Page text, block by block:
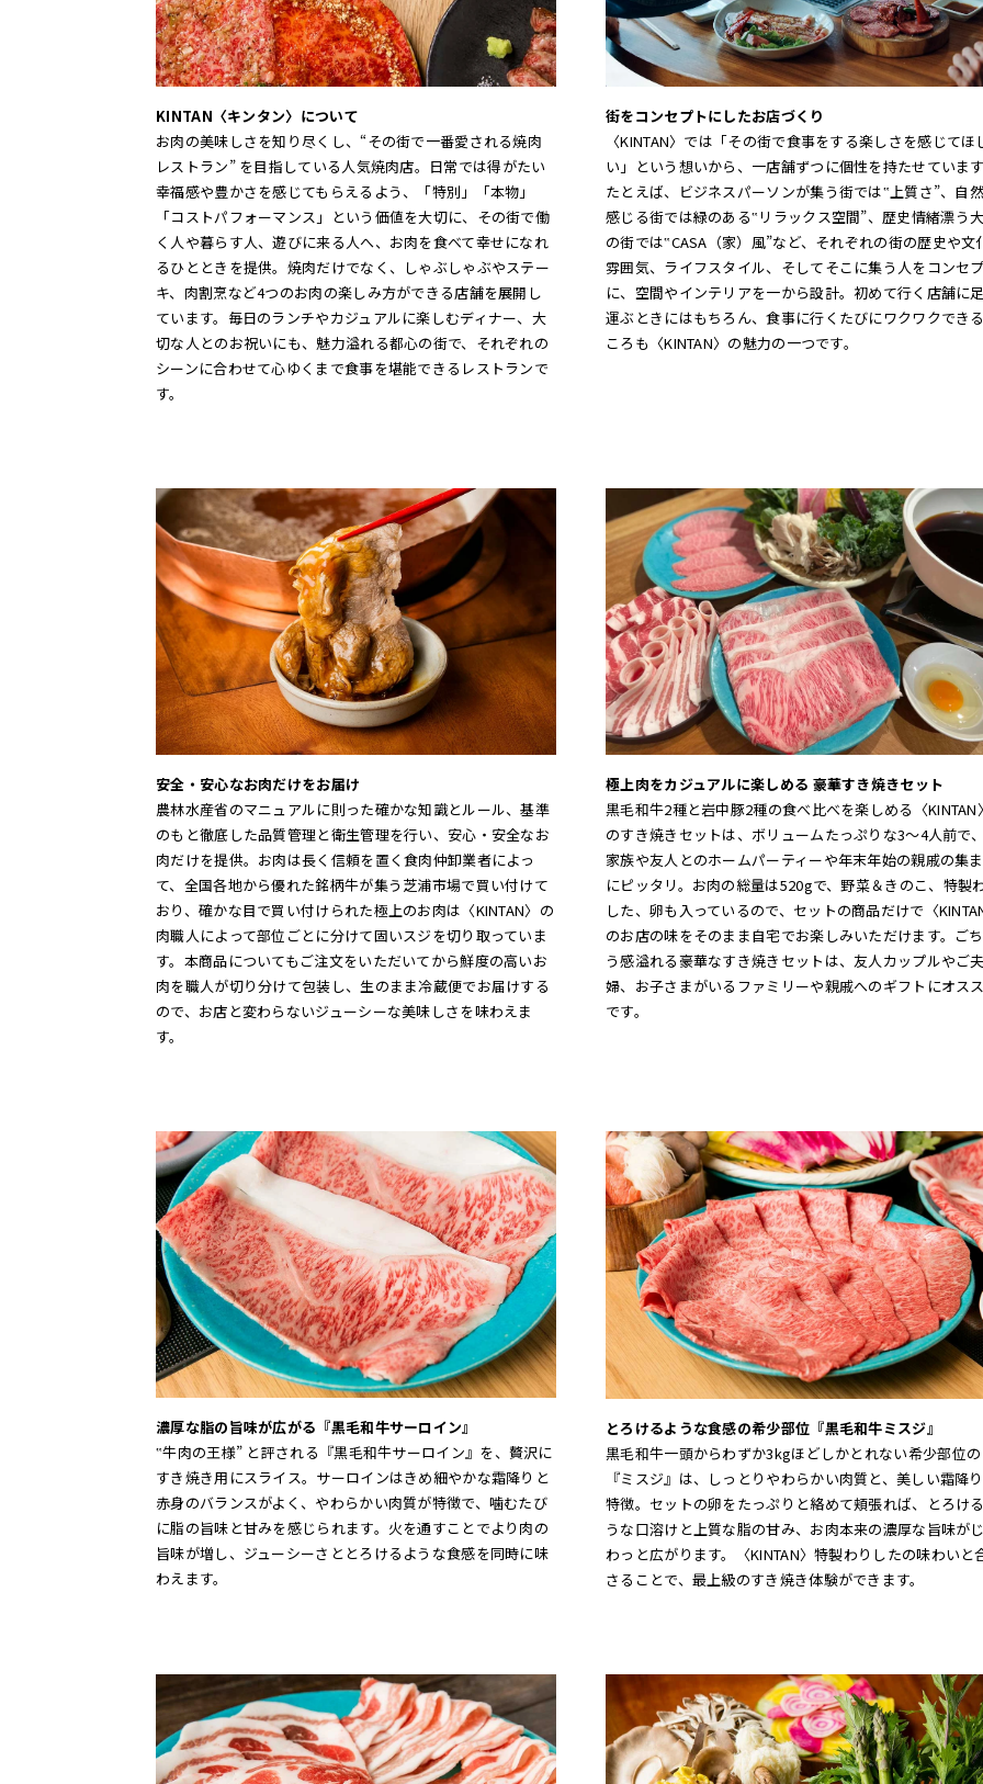
KINTAN〈キンタン〉について
お肉の美味しさを知り尽くし、“その街で一番愛される焼肉
レストラン” を目指している人気焼肉店。日常では得がたい
幸福感や豊かさを感じてもらえるよう、「特別」「本物」
「コストパフォーマンス」という価値を大切に、その街で働
く人や暮らす人、遊びに来る人へ、お肉を食べて幸せになれ
るひとときを提供。焼肉だけでなく、しゃぶしゃぶやステー
キ、肉割烹など4つのお肉の楽しみ方ができる店舗を展開し
ています。毎日のランチやカジュアルに楽しむディナー、大
切な人とのお祝いにも、魅力溢れる都心の街で、それぞれの
シーンに合わせて心ゆくまで食事を堪能できるレストランで
す。
街をコンセプトにしたお店づくり
〈KINTAN〉では「その街で食事をする楽しさを感じてほ
い」という想いから、一店舗ずつに個性を持たせていま
たとえば、ビジネスパーソンが集う街では‟上質さ”、自
感じる街では緑のある‟リラックス空間”、歴史情緒漂う
の街では‟CASA（家）風”など、それぞれの街の歴史や文
雰囲気、ライフスタイル、そしてそこに集う人をコンセ
に、空間やインテリアを一から設計。初めて行く店舗に
運ぶときにはもちろん、食事に行くたびにワクワクでき
ころも〈KINTAN〉の魅力の一つです。
安全・安心なお肉だけをお届け
農林水産省のマニュアルに則った確かな知識とルール、基準
のもと徹底した品質管理と衛生管理を行い、安心・安全なお
肉だけを提供。お肉は長く信頼を置く食肉仲卸業者によっ
て、全国各地から優れた銘柄牛が集う芝浦市場で買い付けて
おり、確かな目で買い付けられた極上のお肉は〈KINTAN〉の
肉職人によって部位ごとに分けて固いスジを切り取っていま
す。本商品についてもご注文をいただいてから鮮度の高いお
肉を職人が切り分けて包装し、生のまま冷蔵便でお届けする
ので、お店と変わらないジューシーな美味しさを味わえま
す。
極上肉をカジュアルに楽しめる 豪華すき焼きセット
黒毛和牛2種と岩中豚2種の食べ比べを楽しめる〈KINTAN
のすき焼きセットは、ボリュームたっぷりな3～4人前で
家族や友人とのホームパーティーや年末年始の親戚の集
にピッタリ。お肉の総量は520gで、野菜＆きのこ、特製
した、卵も入っているので、セットの商品だけで〈
のお店の味をそのまま自宅でお楽しみいただけます。ご
う感溢れる豪華なすき焼きセットは、友人カップルやご
婦、お子さまがいるファミリーや親戚へのギフトにオス
です。
濃厚な脂の旨味が広がる『黒毛和牛サーロイン』
‟牛肉の王様” と評される『黒毛和牛サーロイン』を、贅沢に
すき焼き用にスライス。サーロインはきめ細やかな霜降りと
赤身のバランスがよく、やわらかい肉質が特徴で、噛むたび
に脂の旨味と甘みを感じられます。火を通すことでより肉の
旨味が増し、ジューシーさととろけるような食感を同時に味
わえます。
とろけるような食感の希少部位『黒毛和牛ミスジ』
黒毛和牛一頭からわずか3kgほどしかとれない希少部位の
『ミスジ』は、しっとりやわらかい肉質と、美しい霜降
特徴。セットの卵をたっぷりと絡めて頬張れば、とろけ
うな口溶けと上質な脂の甘み、お肉本来の濃厚な旨味が
わっと広がります。〈KINTAN〉特製わりしたの味わいと
さることで、最上級のすき焼き体験ができます。